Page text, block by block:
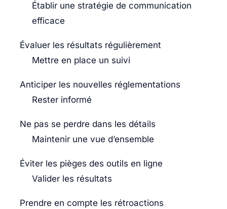
Établir une stratégie de communication
efficace
Évaluer les résultats régulièrement
Mettre en place un suivi
Anticiper les nouvelles réglementations
Rester informé
Ne pas se perdre dans les détails
Maintenir une vue d’ensemble
Éviter les pièges des outils en ligne
Valider les résultats
Prendre en compte les rétroactions